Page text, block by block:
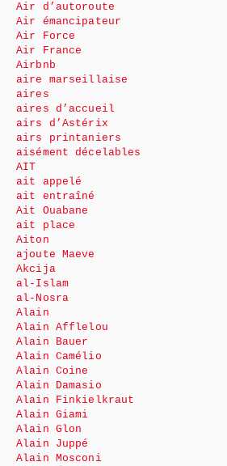
Air d’autoroute
Air émancipateur
Air Force
Air France
Airbnb
aire marseillaise
aires
aires d’accueil
airs d’Astérix
airs printaniers
aisément décelables
AIT
ait appelé
ait entraîné
Ait Ouabane
ait place
Aiton
ajoute Maeve
Akcija
al-Islam
al-Nosra
Alain
Alain Afflelou
Alain Bauer
Alain Camélio
Alain Coine
Alain Damasio
Alain Finkielkraut
Alain Giami
Alain Glon
Alain Juppé
Alain Mosconi